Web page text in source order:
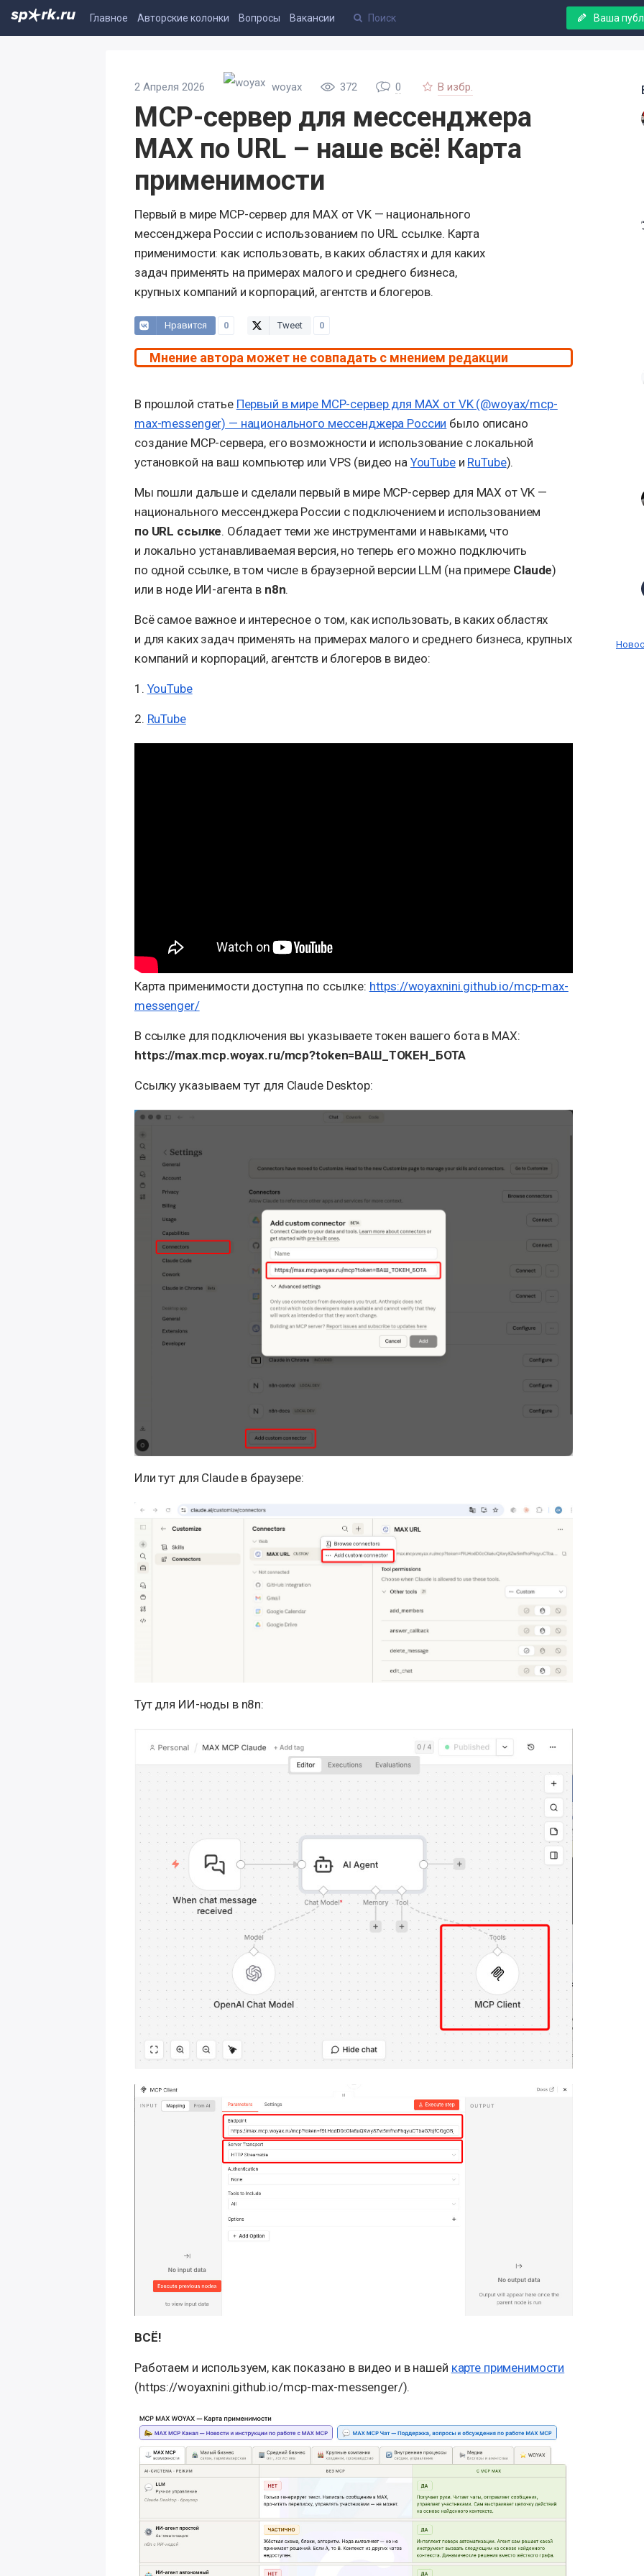
Главное Авторские колонки Вопросы Вакансии Ваша
2 Апреля 2026 woyax 372 0 В избр.
MCP-сервер для мессенджера
MAX по URL – наше всё! Карта
применимости
Первый в мире MCP-сервер для MAX от VK — национального
мессенджера России с использованием по URL ссылке. Карта
применимости: как использовать, в каких областях и для каких
задач применять на примерах малого и среднего бизнеса,
крупных компаний и корпораций, агентств и блогеров.
Нравится 0 Tweet 0
Мнение автора может не совпадать с мнением редакции
В прошлой статье Первый в мире MCP-сервер для MAX от VK (@woyax/mcp-
max-messenger) — национального мессенджера России было описано
создание MCP-сервера, его возможности и использование с локальной
установкой на ваш компьютер или VPS (видео на YouTubeи RuTube).
Мы пошли дальше и сделали первый в мире MCP-сервер для MAX от VK —
национального мессенджера России с подключением и использованием
по URL ссылке. Обладает теми же инструментами и навыками, что
и локально устанавливаемая версия, но теперь его можно подключить
по одной ссылке, в том числе в браузерной версии LLM (на примере Claude)
или в ноде ИИ-агента в n8n.
Всё самое важное и интересное о том, как использовать, в каких областях
и для каких задач применять на примерах малого и среднего бизнеса, крупных
компаний и корпораций, агентств и блогеров в видео:
1. YouTube
2. RuTube
Карта применимости доступна по ссылке: https://woyaxnini.github.io/mcp-max-
messenger/
В ссылке для подключения вы указываете токен вашего бота в MAX:
https://max.mcp.woyax.ru/mcp?token=ВАШ_ТОКЕН_БОТА
Ссылку указываем тут для Claude Desktop:
Или тут для Claude в браузере:
Тут для ИИ-ноды в n8n:
ВСЁ!
Работаем и используем, как показано в видео и в нашей карте применимости
(https://woyaxnini.github.io/mcp-max-messenger/).